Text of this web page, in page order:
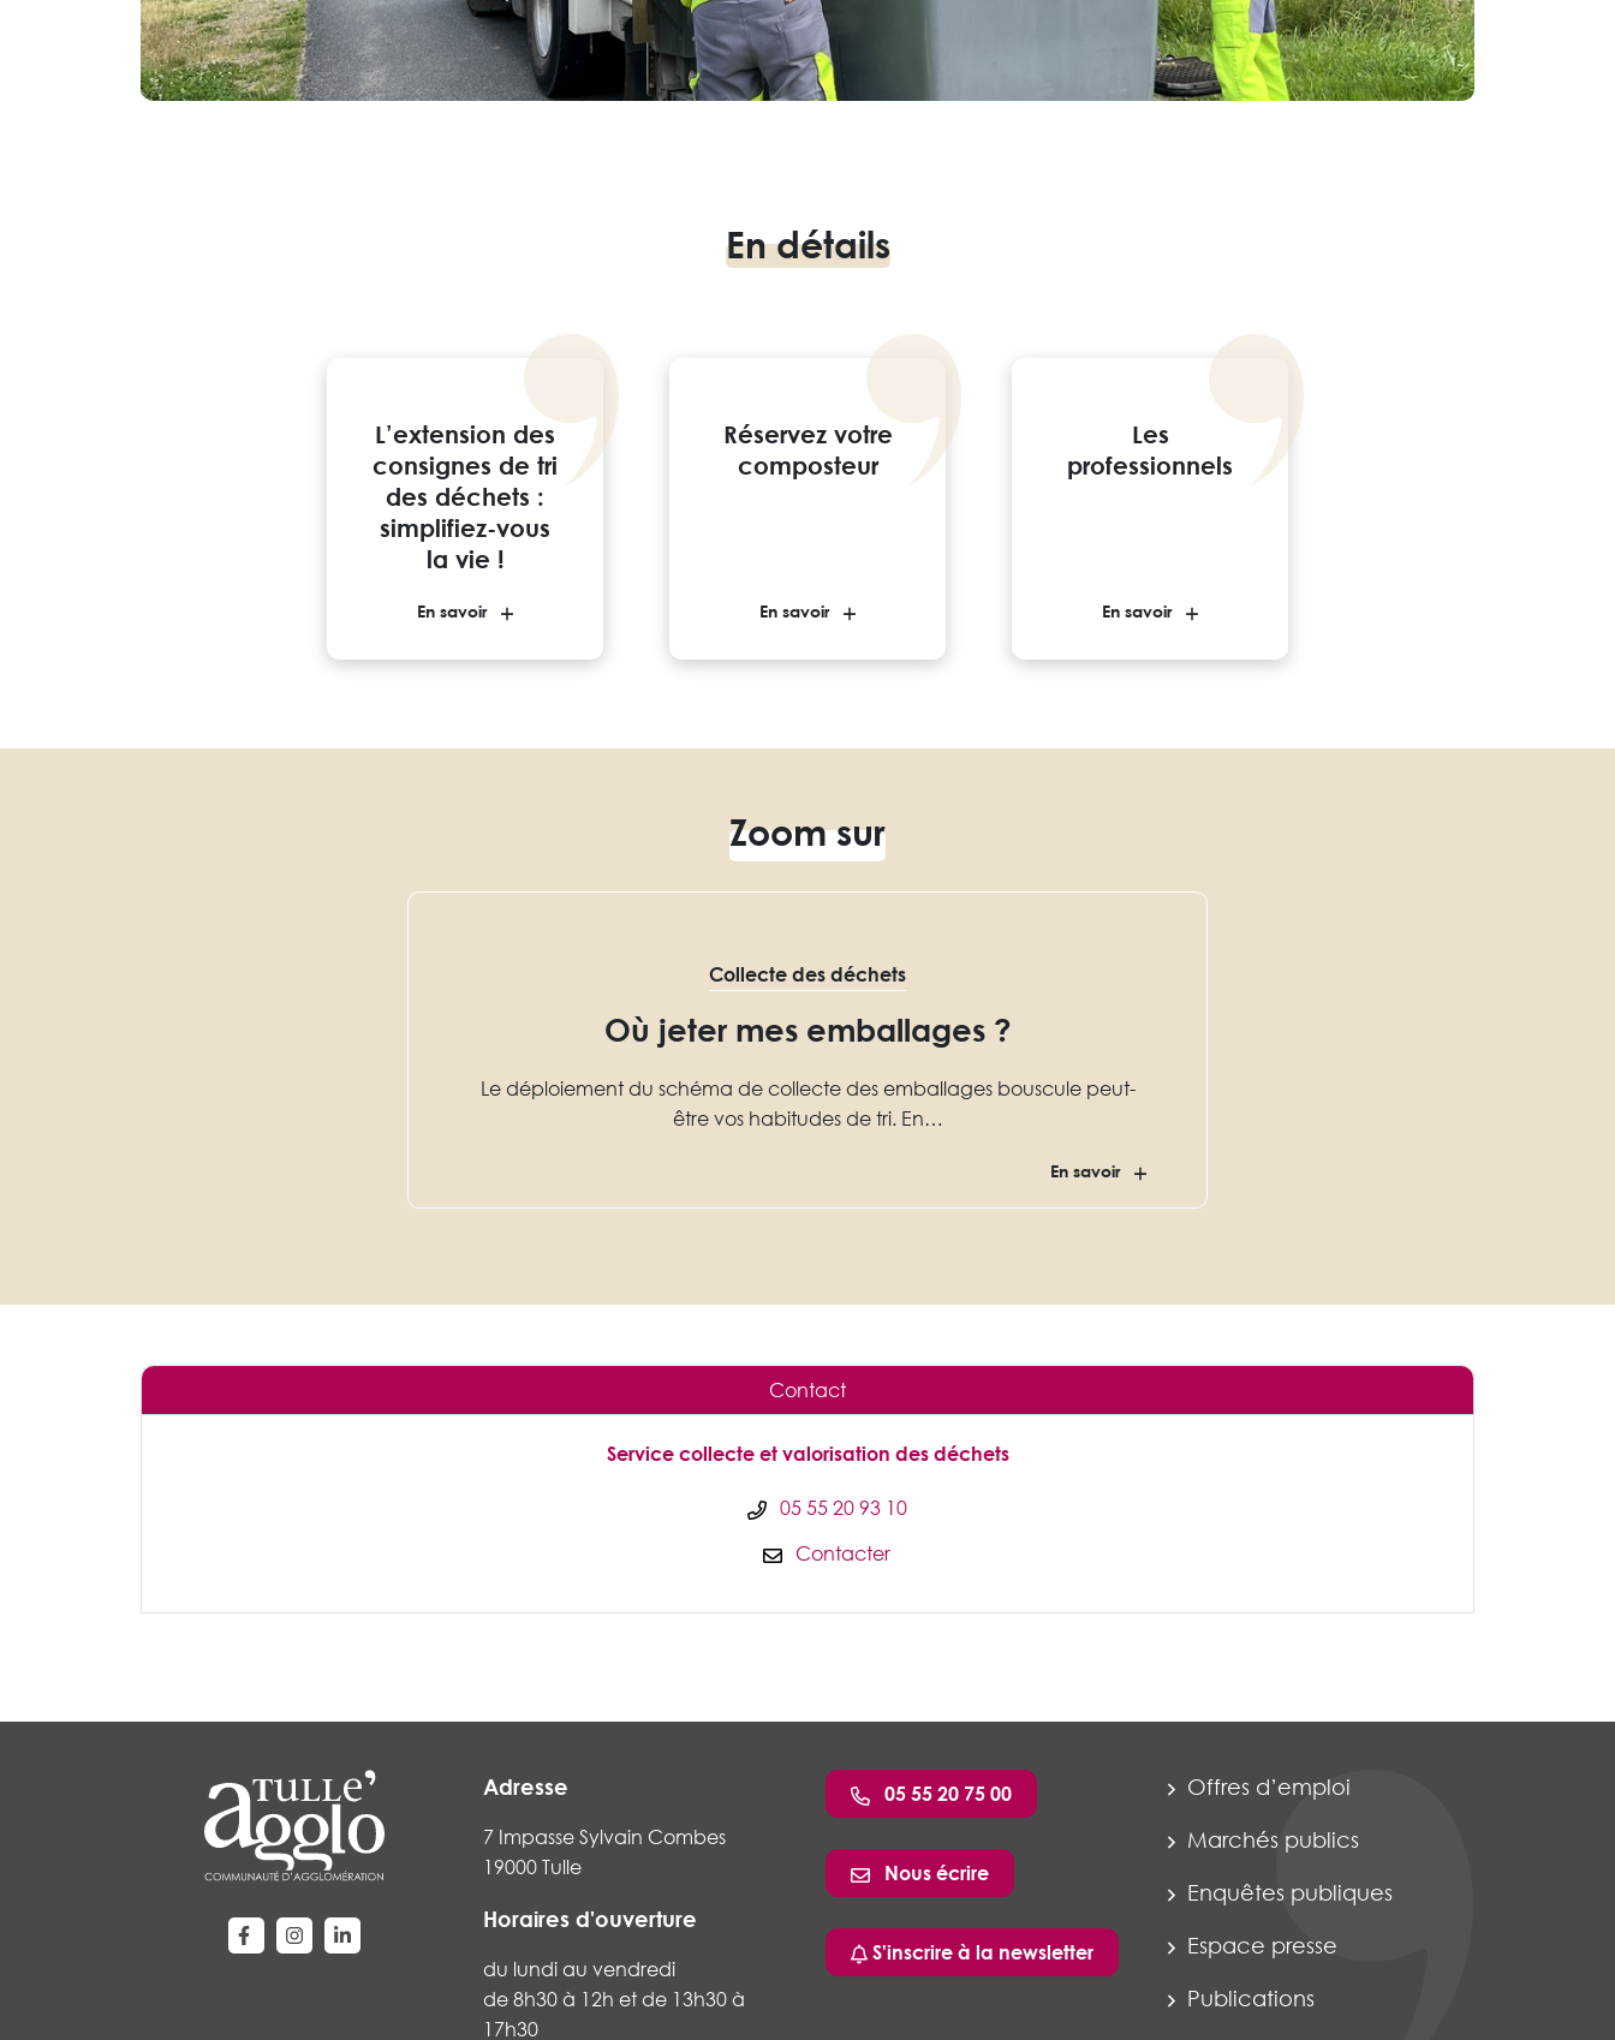
En détails
L’extension des
consignes de tri
des déchets :
simplifiez-vous
la vie !
En savoir
Réservez votre
composteur
En savoir
Les
professionnels
En savoir
Zoom sur
Collecte des déchets
Où jeter mes emballages ?
Le déploiement du schéma de collecte des emballages bouscule peut-
être vos habitudes de tri. En…
En savoir
Contact
Service collecte et valorisation des déchets
05 55 20 93 10
Contacter
Lien vers le compte Facebook
Lien vers le compte Instagram
Lien vers le compte Linkedin
Adresse
7 Impasse Sylvain Combes
19000 Tulle
Horaires d'ouverture
du lundi au vendredi
de 8h30 à 12h et de 13h30 à
17h30
05 55 20 75 00
Nous écrire
S'inscrire à la newsletter
Offres d’emploi
Marchés publics
Enquêtes publiques
Espace presse
Publications